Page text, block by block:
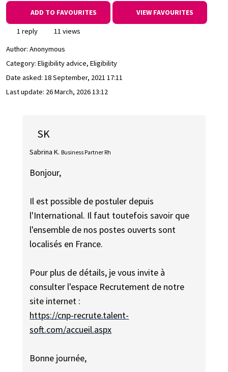
ADD TO FAVOURITES VIEW FAVOURITES
1 reply
11 views
Author: Anonymous
Category: Eligibility advice, Eligibility
Date asked: 18 September, 2021 17:11
Last update: 26 March, 2026 13:12
SK
Sabrina K. Business Partner Rh
Bonjour,
Il est possible de postuler depuis
l'International. Il faut toutefois savoir que
l'ensemble de nos postes ouverts sont
localisés en France.
Pour plus de détails, je vous invite à
consulter l'espace Recrutement de notre
site internet :
https://cnp-recrute.talent-
soft.com/accueil.aspx
Bonne journée,